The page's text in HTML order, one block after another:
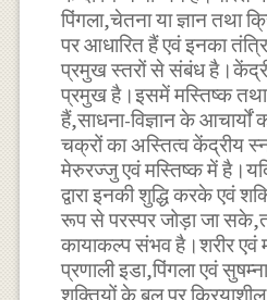
पिंगला,चेतना या ज्ञान तथा
पर आधारित हैं एवं इनका
प्रमुख स्तरों से संबंध
प्रमुख है।इसमें मस्तिष्क
हैं,साधना-विज्ञान के आचार्यों
चक्रों का अस्तित्व केंद्रीय
मेरुरज्जु एवं मस्तिष्क में है।यदि
द्वारा इनकी शुद्धि करके एवं
रूप से परस्पर जोड़ा जा
कायाकल्प संभव है।शरीर एवं
प्रणाली इडा,पिंगला एवं